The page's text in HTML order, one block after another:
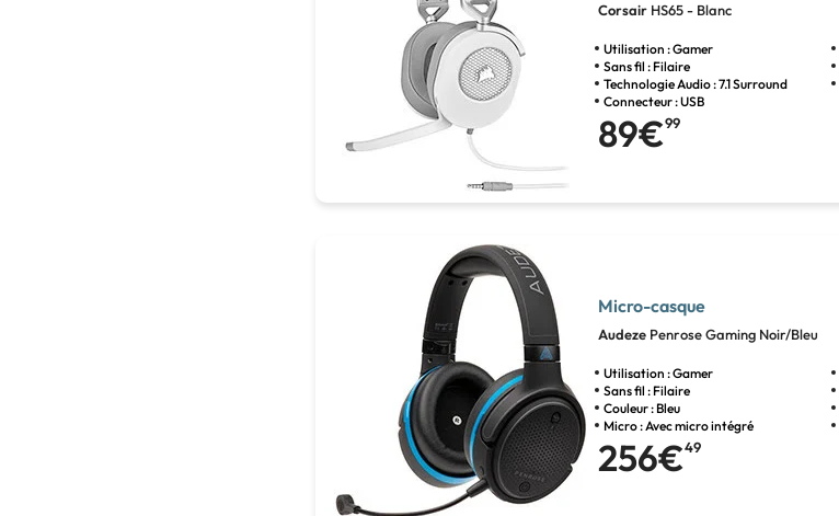
Corsair HS65 - Blanc
Utilisation : Gamer
Sans fil : Filaire
Technologie Audio : 7.1 Surround
Connecteur : USB
89€99
Micro-casque
Audeze Penrose Gaming Noir/Bleu
Utilisation : Gamer
Sans fil : Filaire
Couleur : Bleu
Micro : Avec micro intégré
256€49